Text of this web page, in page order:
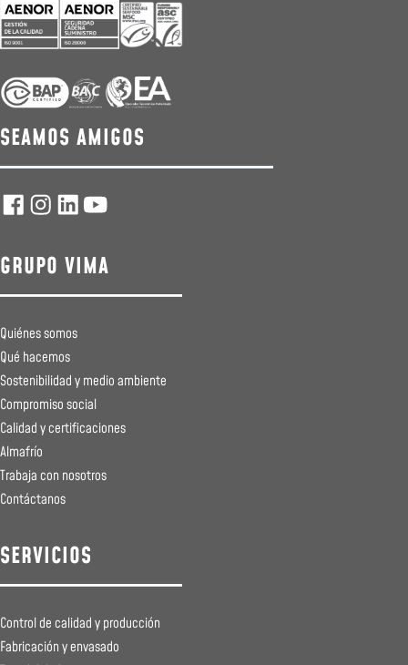
SEAMOS AMIGOS
GRUPO VIMA
Quiénes somos
Qué hacemos
Sostenibilidad y medio ambiente
Compromiso social
Calidad y certificaciones
Almafrío
Trabaja con nosotros
Contáctanos
SERVICIOS
Control de calidad y producción
Fabricación y envasado